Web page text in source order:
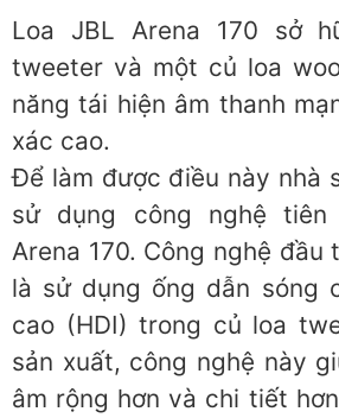
Loa JBL Arena 170 sở
tweeter và một củ loa
năng tái hiện âm thanh
xác cao.
Để làm được điều này nhà
sử dụng công nghệ
Arena 170. Công nghệ đầu
là sử dụng ống dẫn sóng
cao (HDI) trong củ loa
sản xuất, công nghệ này
âm rộng hơn và chi tiết